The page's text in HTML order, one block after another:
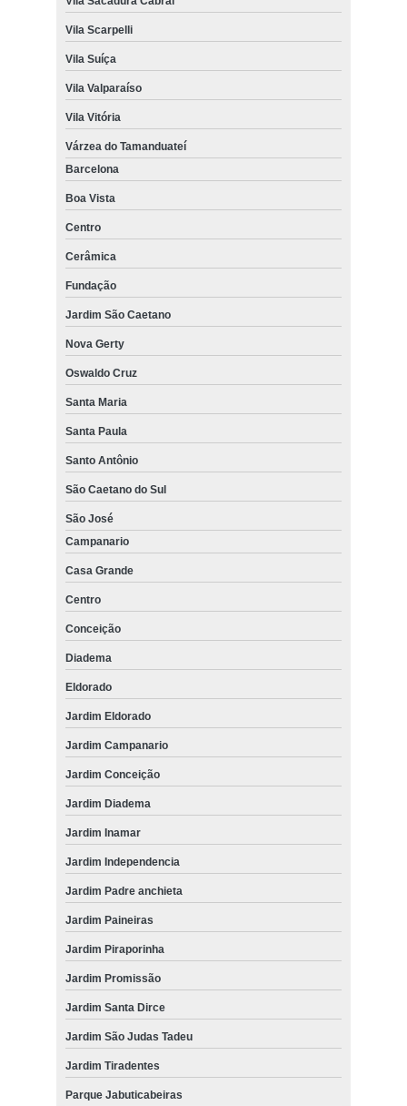
Vila Scarpelli
Vila Suíça
Vila Valparaíso
Vila Vitória
Várzea do Tamanduateí
Barcelona
Boa Vista
Centro
Cerâmica
Fundação
Jardim São Caetano
Nova Gerty
Oswaldo Cruz
Santa Maria
Santa Paula
Santo Antônio
São Caetano do Sul
São José
Campanario
Casa Grande
Centro
Conceição
Diadema
Eldorado
Jardim Eldorado
Jardim Campanario
Jardim Conceição
Jardim Diadema
Jardim Inamar
Jardim Independencia
Jardim Padre anchieta
Jardim Paineiras
Jardim Piraporinha
Jardim Promissão
Jardim Santa Dirce
Jardim São Judas Tadeu
Jardim Tiradentes
Parque Jabuticabeiras